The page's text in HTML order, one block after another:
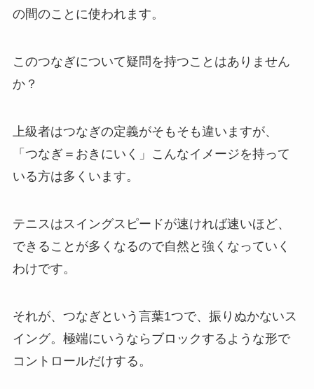
の間のことに使われます。
このつなぎについて疑問を持つことはありません
か？
上級者はつなぎの定義がそもそも違いますが、
「つなぎ＝おきにいく」こんなイメージを持って
いる方は多くいます。
テニスはスイングスピードが速ければ速いほど、
できることが多くなるので自然と強くなっていく
わけです。
それが、つなぎという言葉1つで、振りぬかないス
イング。極端にいうならブロックするような形で
コントロールだけする。